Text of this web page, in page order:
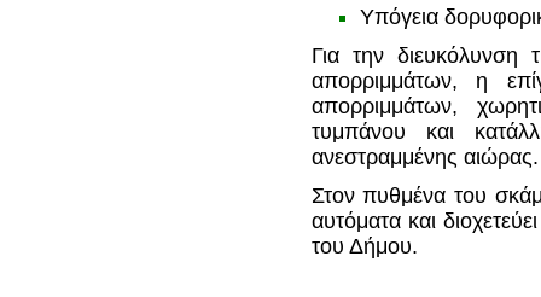
Υπόγεια
Για την διευκόλυνση
απορριμμάτων, η
απορριμμάτων,
τυμπάνου και
ανεστραμμένης αιώρας.
Στον πυθμένα του
αυτόματα και
του Δήμου.